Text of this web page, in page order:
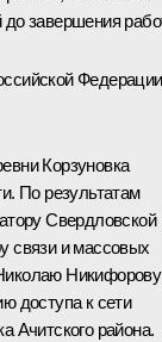
завершения
Федерации
Корзуновка
По результатам
Свердловской
связи и массовых
Никифорову
доступа к сети
Ачитского района.